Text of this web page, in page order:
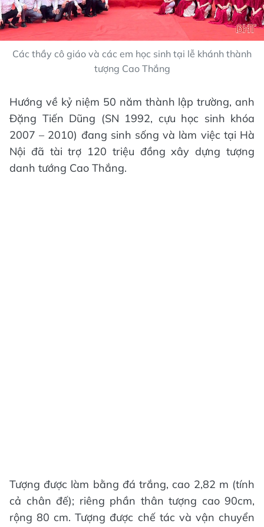
Các thầy cô giáo và các em học sinh tại lễ khánh thành
tượng Cao Thắng
Hướng về kỷ niệm 50 năm thành lập trường, anh
Đặng Tiến Dũng (SN 1992, cựu học sinh khóa
2007 – 2010) đang sinh sống và làm việc tại Hà
Nội đã tài trợ 120 triệu đồng xây dựng tượng
danh tướng Cao Thắng.
Tượng được làm bằng đá trắng, cao 2,82 m (tính
cả chân đế); riêng phần thân tượng cao 90cm,
rộng 80 cm. Tượng được chế tác và vận chuyển